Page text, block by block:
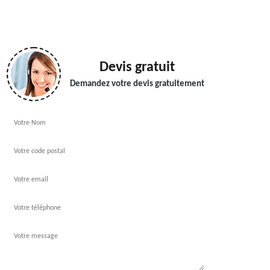
Devis gratuit
Demandez votre devis gratuitement